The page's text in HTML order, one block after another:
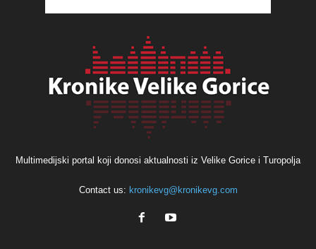
Multimedijski portal koji donosi aktualnosti iz Velike Gorice i Turopolja
Contact us: kronikevg@kronikevg.com